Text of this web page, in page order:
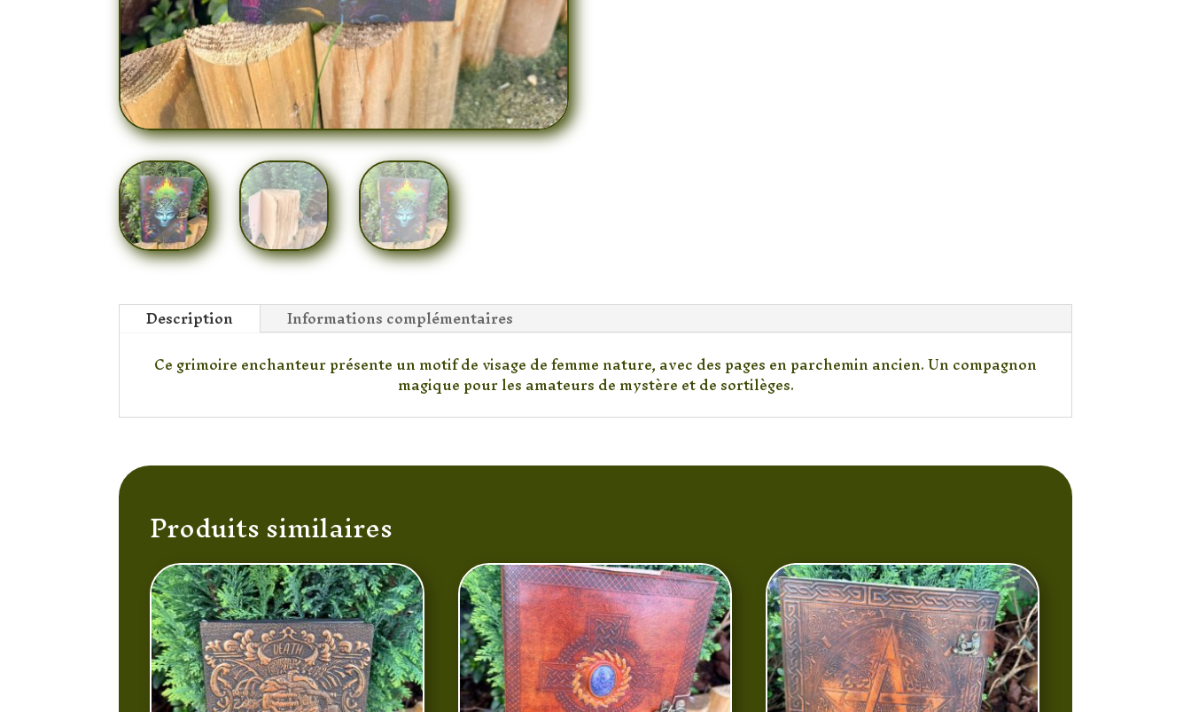
Description
Informations complémentaires
Ce grimoire enchanteur présente un motif de visage de femme nature, avec des pages en parchemin ancien. Un compagnon
magique pour les amateurs de mystère et de sortilèges.
Produits similaires